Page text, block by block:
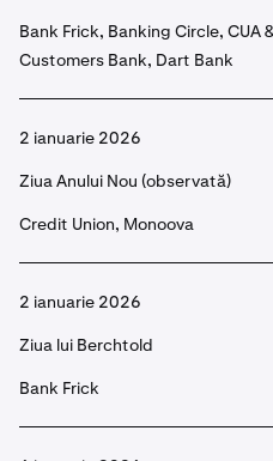
Bank Frick, Banking Circle, CUA
Customers Bank, Dart Bank
2 ianuarie 2026
Ziua Anului Nou (observată)
Credit Union, Monoova
2 ianuarie 2026
Ziua lui Berchtold
Bank Frick